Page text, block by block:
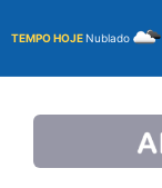
TEMPO HOJENublado